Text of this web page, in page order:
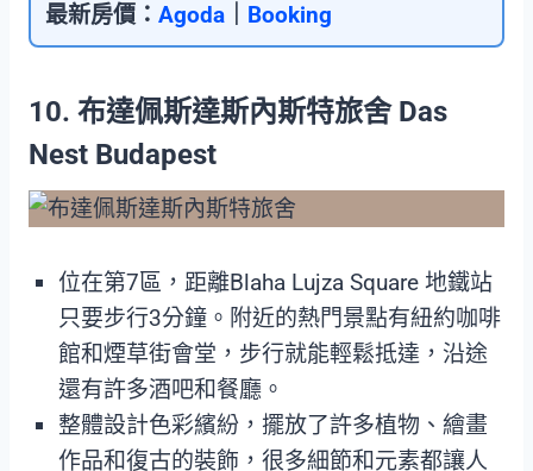
最新房價： Agoda｜ Booking
10. 布達佩斯達斯內斯特旅舍 Das
Nest Budapest
位在第7區，距離Blaha Lujza Square 地鐵站
只要步行3分鐘。附近的熱門景點有紐約咖啡
館和煙草街會堂，步行就能輕鬆抵達，沿途
還有許多酒吧和餐廳。
整體設計色彩繽紛，擺放了許多植物、繪畫
作品和復古的裝飾，很多細節和元素都讓人